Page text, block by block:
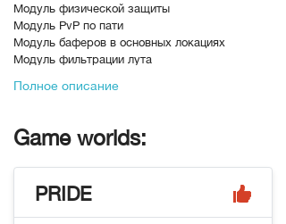
Модуль физической защиты
Модуль PvP по пати
Модуль баферов в основных локациях
Модуль фильтрации лута
Модуль ежедневных наград
Модуль сохранения камней и талик в
модификаторе
Переходов
66696
Полное описание
Game worlds:
PRIDE